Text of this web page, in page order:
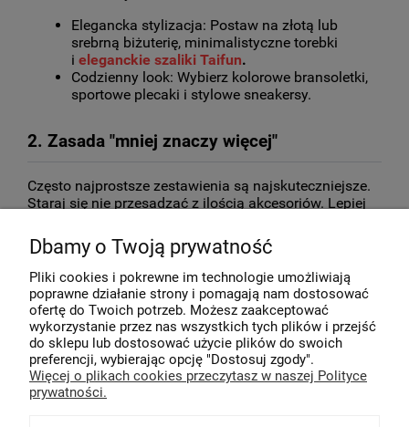
Elegancka stylizacja: Postaw na złotą lub
srebrną biżuterię, minimalistyczne torebki
i eleganckie szaliki Taifun.
Codzienny look: Wybierz kolorowe bransoletki,
sportowe plecaki i stylowe sneakersy.
2. Zasada "mniej znaczy więcej"
Często najprostsze zestawienia są najskuteczniejsze.
Staraj się nie przesadzać z ilością akcesoriów. Lepiej
cały zestaw tanich elementów.
Biżuteria: Jeśli wybierasz duże kolczyki,
zrezygnuj z naszyjnika, aby nie przytłoczyć
stylizacji.
Torebki: Wybierz jedną, wyrazistą torbę, która
doda charakteru całemu outfitowi.
3. Grunt to kolor
Dbamy o Twoją prywatność
Pliki cookies i pokrewne im technologie umożliwiają
poprawne działanie strony i pomagają nam dostosować
ofertę do Twoich potrzeb. Możesz zaakceptować
wykorzystanie przez nas wszystkich tych plików i przejść
do sklepu lub dostosować użycie plików do swoich
preferencji, wybierając opcję "Dostosuj zgody".
Więcej o plikach cookies przeczytasz w naszej Polityce
prywatności.